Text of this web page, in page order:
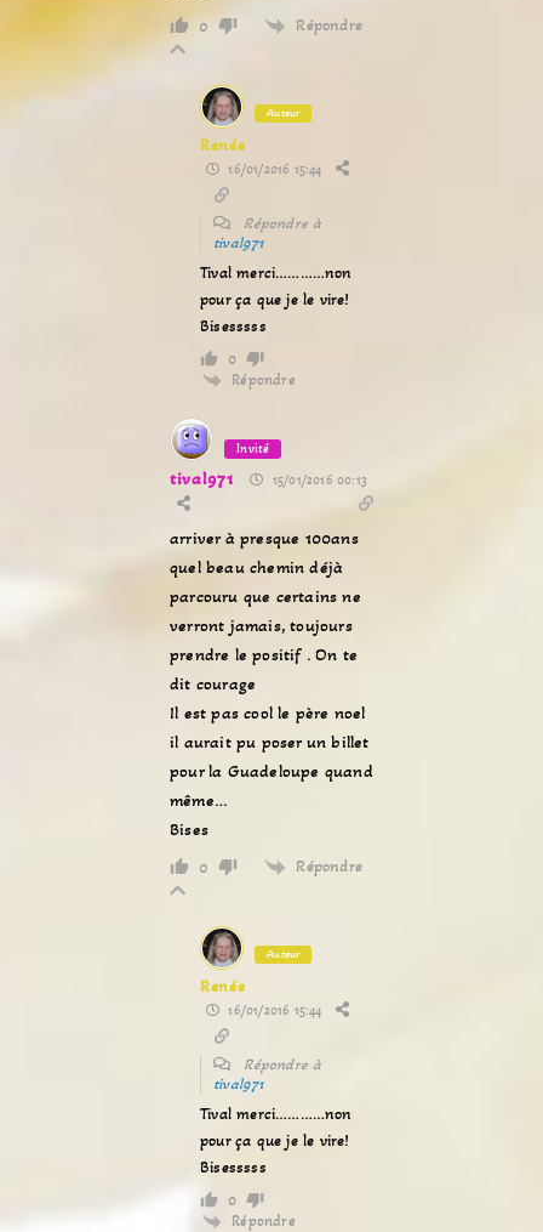
0 Répondre
Auteur
Renée
16/01/2016 15:44
Répondre à
tival971
Tival merci…………non
pour ça que je le vire!
Bisesssss
0
Répondre
Invité
tival971 15/01/2016 00:13
arriver à presque 100ans
quel beau chemin déjà
parcouru que certains ne
verront jamais, toujours
prendre le positif . On te
dit courage
Il est pas cool le père noel
il aurait pu poser un billet
pour la Guadeloupe quand
même…
Bises
0 Répondre
Auteur
Renée
16/01/2016 15:44
Répondre à
tival971
Tival merci…………non
pour ça que je le vire!
Bisesssss
0
Répondre